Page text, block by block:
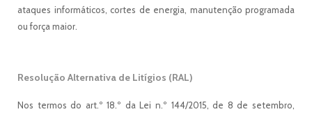
ataques informáticos, cortes de energia, manutenção programada
ou força maior.
Resolução Alternativa de Litígios (RAL)
Nos termos do art.º 18.º da Lei n.º 144/2015, de 8 de setembro,